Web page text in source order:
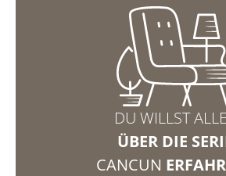
DU WILLST
ÜBER DIE
CANCUN